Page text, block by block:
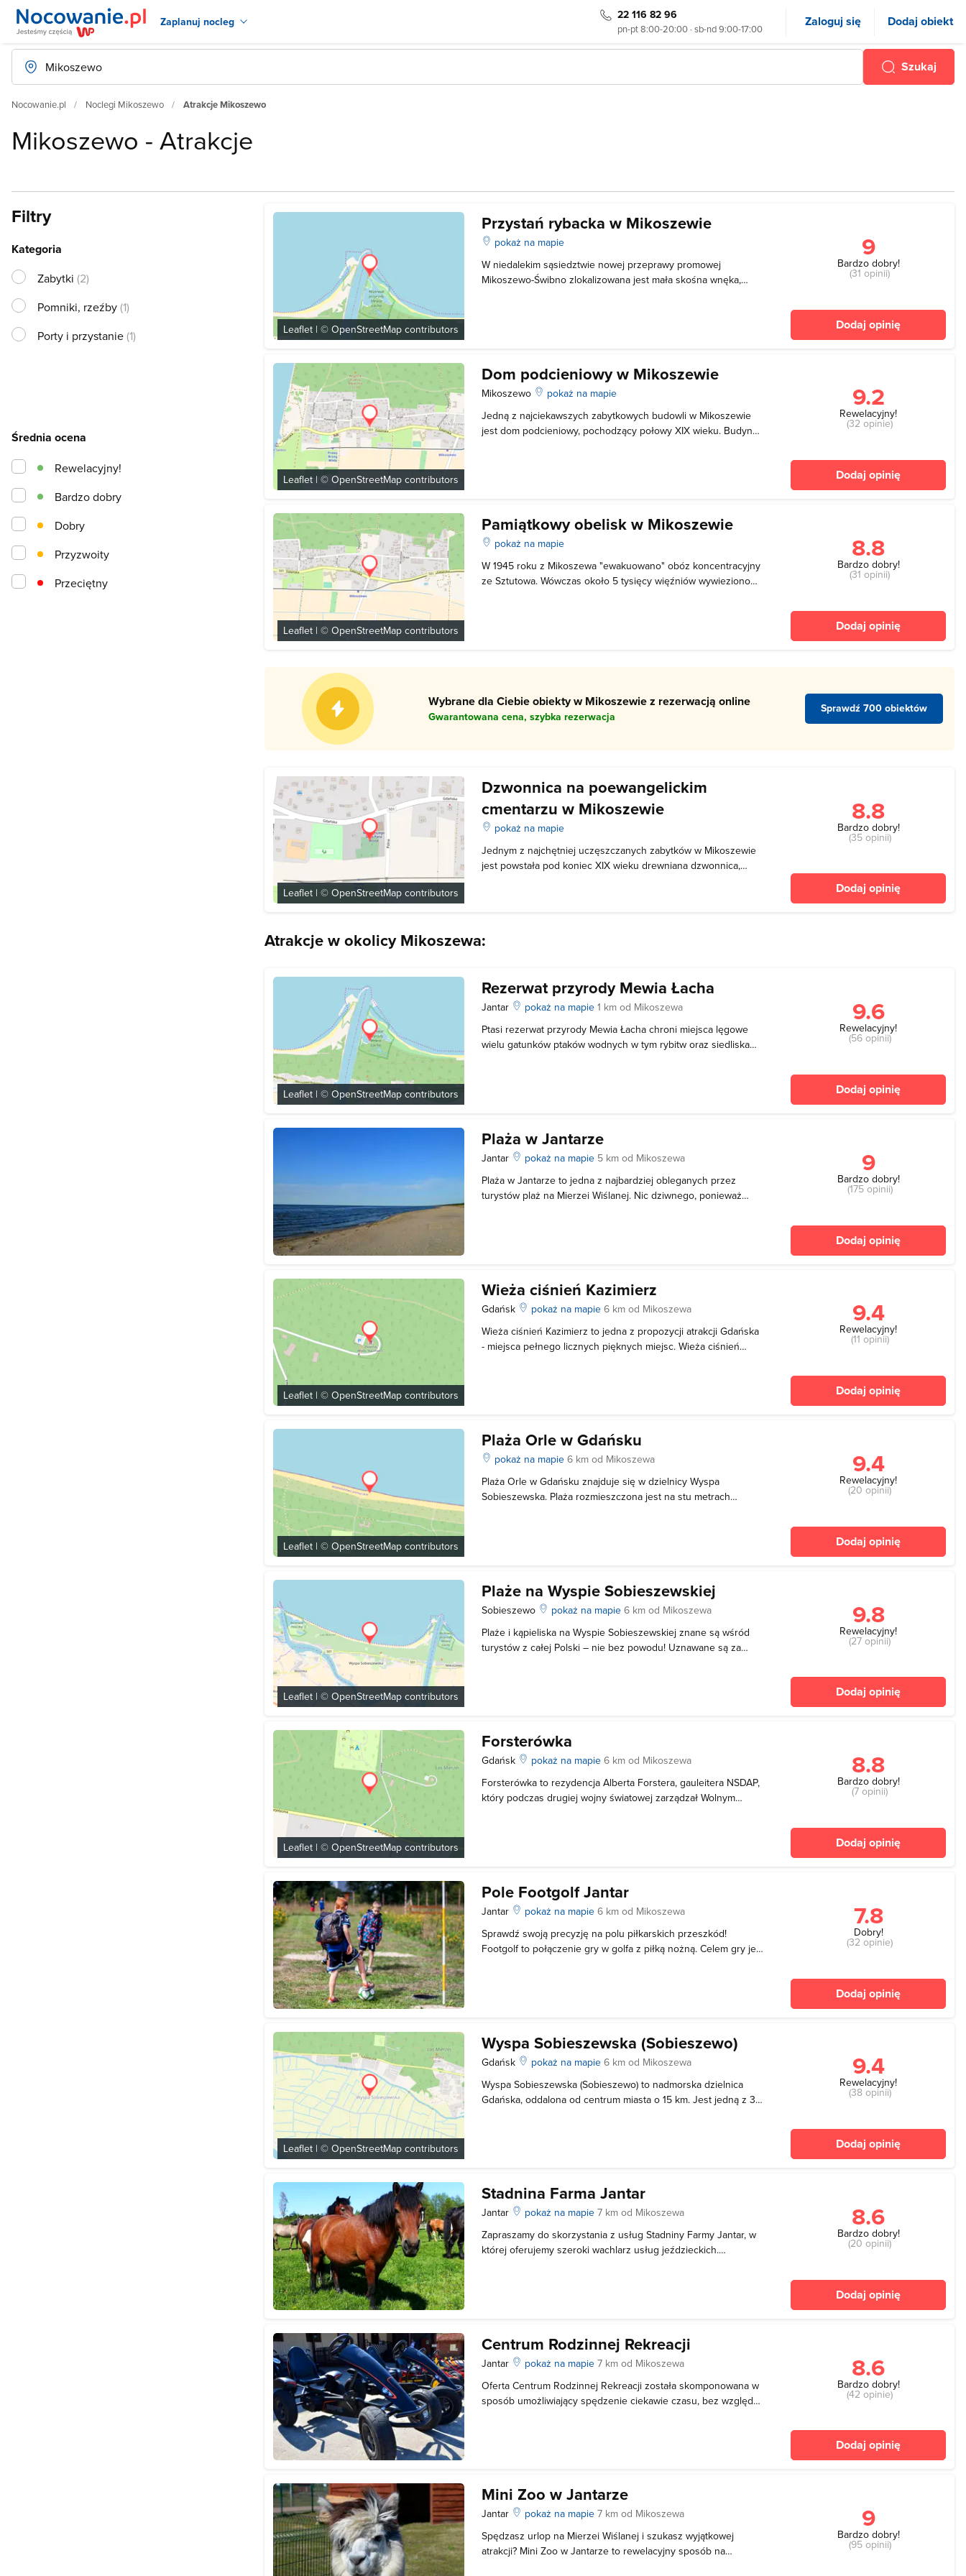
Zaplanuj nocleg 22 116 82 96
pn-pt 8:00-20:00 · sb-nd 9:00-17:00 Zaloguj się Dodaj obiekt
Szukaj
Nocowanie.pl Noclegi Mikoszewo Atrakcje Mikoszewo
Mikoszewo - Atrakcje
Leaflet | ©OpenStreetMap contributors
Przystań rybacka w Mikoszewie
pokaż na mapie
W niedalekim sąsiedztwie nowej przeprawy promowej
Mikoszewo-Świbno zlokalizowana jest mała skośna wnęka,
9
Bardzo dobry!
(31 opinii)
Dodaj opinię
Leaflet | ©OpenStreetMap contributors
Dom podcieniowy w Mikoszewie
Mikoszewo
pokaż na mapie
Jedną z najciekawszych zabytkowych budowli w Mikoszewie
jest dom podcieniowy, pochodzący połowy XIX wieku. Budynek
9.2
Rewelacyjny!
(32 opinie)
Dodaj opinię
Leaflet | ©OpenStreetMap contributors
Pamiątkowy obelisk w Mikoszewie
pokaż na mapie
W 1945 roku z Mikoszewa "ewakuowano" obóz koncentracyjny
ze Sztutowa. Wówczas około 5 tysięcy więźniów wywieziono
8.8
Bardzo dobry!
(31 opinii)
Dodaj opinię
Wybrane dla Ciebie obiekty w Mikoszewie z rezerwacją online
Gwarantowana cena, szybka rezerwacja
Sprawdź 700 obiektów
Leaflet | ©OpenStreetMap contributors
Dzwonnica na poewangelickim
cmentarzu w Mikoszewie
pokaż na mapie
Jednym z najchętniej uczęszczanych zabytków w Mikoszewie
jest powstała pod koniec XIX wieku drewniana dzwonnica,
8.8
Bardzo dobry!
(35 opinii)
Dodaj opinię
Atrakcje w okolicy Mikoszewa:
Leaflet | ©OpenStreetMap contributors
Rezerwat przyrody Mewia Łacha
Jantar pokaż na mapie1 km od Mikoszewa
Ptasi rezerwat przyrody Mewia Łacha chroni miejsca lęgowe
wielu gatunków ptaków wodnych w tym rybitw oraz siedliska
9.6
Rewelacyjny!
(56 opinii)
Dodaj opinię
Plaża w Jantarze
Jantar pokaż na mapie 5 km od Mikoszewa
Plaża w Jantarze to jedna z najbardziej obleganych przez
turystów plaż na Mierzei Wiślanej. Nic dziwnego, ponieważ
9
Bardzo dobry!
(175 opinii)
Dodaj opinię
Leaflet | ©OpenStreetMap contributors
Wieża ciśnień Kazimierz
Gdańsk pokaż na mapie6 km od Mikoszewa
Wieża ciśnień Kazimierz to jedna z propozycji atrakcji Gdańska
- miejsca pełnego licznych pięknych miejsc. Wieża ciśnień
9.4
Rewelacyjny!
(11 opinii)
Dodaj opinię
Leaflet | ©OpenStreetMap contributors
Plaża Orle w Gdańsku
pokaż na mapie6 km od Mikoszewa
Plaża Orle w Gdańsku znajduje się w dzielnicy Wyspa
Sobieszewska. Plaża rozmieszczona jest na stu metrach
9.4
Rewelacyjny!
(20 opinii)
Dodaj opinię
Leaflet | ©OpenStreetMap contributors
Plaże na Wyspie Sobieszewskiej
Sobieszewo pokaż na mapie6 km od Mikoszewa
Plaże i kąpieliska na Wyspie Sobieszewskiej znane są wśród
turystów z całej Polski – nie bez powodu! Uznawane są za
9.8
Rewelacyjny!
(27 opinii)
Dodaj opinię
Leaflet | ©OpenStreetMap contributors
Forsterówka
Gdańsk pokaż na mapie6 km od Mikoszewa
Forsterówka to rezydencja Alberta Forstera, gauleitera NSDAP,
który podczas drugiej wojny światowej zarządzał Wolnym
8.8
Bardzo dobry!
(7 opinii)
Dodaj opinię
Pole Footgolf Jantar
Jantar pokaż na mapie6 km od Mikoszewa
Sprawdź swoją precyzję na polu piłkarskich przeszkód!
Footgolf to połączenie gry w golfa z piłką nożną. Celem gry jest
7.8
Dobry!
(32 opinie)
Dodaj opinię
Leaflet | ©OpenStreetMap contributors
Wyspa Sobieszewska (Sobieszewo)
Gdańsk pokaż na mapie6 km od Mikoszewa
Wyspa Sobieszewska (Sobieszewo) to nadmorska dzielnica
Gdańska, oddalona od centrum miasta o 15 km. Jest jedną z 3
9.4
Rewelacyjny!
(38 opinii)
Dodaj opinię
Stadnina Farma Jantar
Jantar pokaż na mapie7 km od Mikoszewa
Zapraszamy do skorzystania z usług Stadniny Farmy Jantar, w
której oferujemy szeroki wachlarz usług jeździeckich.
8.6
Bardzo dobry!
(20 opinii)
Dodaj opinię
Centrum Rodzinnej Rekreacji
Jantar pokaż na mapie7 km od Mikoszewa
Oferta Centrum Rodzinnej Rekreacji została skomponowana w
sposób umożliwiający spędzenie ciekawie czasu, bez względu
8.6
Bardzo dobry!
(42 opinie)
Dodaj opinię
Mini Zoo w Jantarze
Jantar pokaż na mapie7 km od Mikoszewa
Spędzasz urlop na Mierzei Wiślanej i szukasz wyjątkowej
atrakcji? Mini Zoo w Jantarze to rewelacyjny sposób na
9
Bardzo dobry!
(95 opinii)
Filtry
Kategoria
Zabytki (2)
Pomniki, rzeźby(1)
Porty i przystanie(1)
Średnia ocena
Przeciętny
Przyzwoity
Dobry
Bardzo dobry
Rewelacyjny!